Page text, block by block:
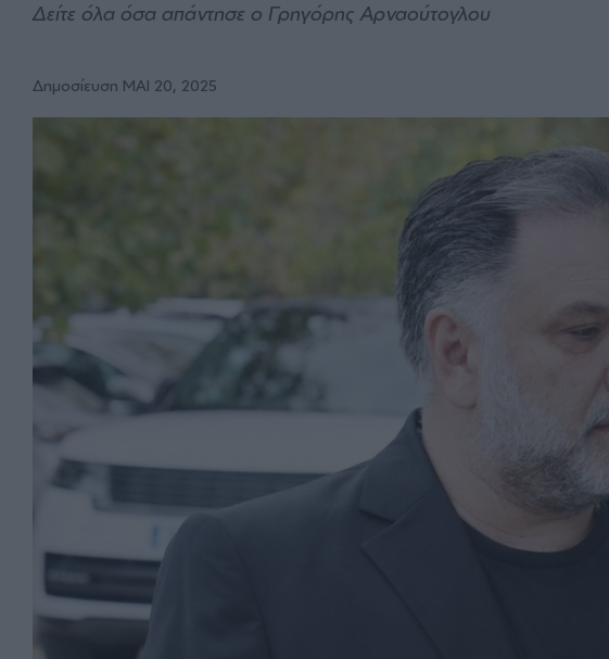
Δείτε όλα όσα απάντησε ο Γρηγόρης Αρναούτογλου
Δημοσίευση ΜΑΙ 20, 2025